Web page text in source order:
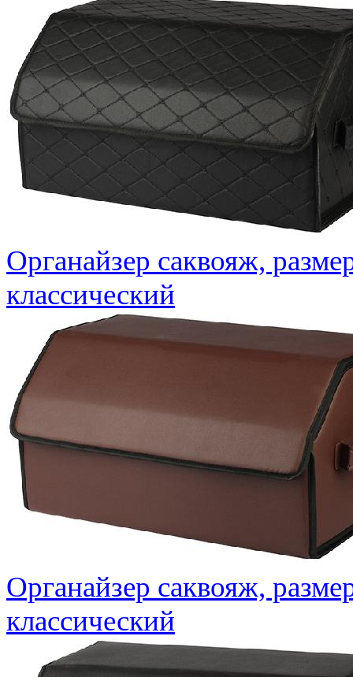
Органайзер саквояж,
классический
Органайзер саквояж,
классический